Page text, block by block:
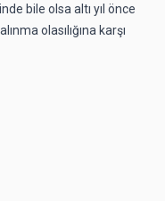
bile olsa altı yıl önce
olasılığına karşı